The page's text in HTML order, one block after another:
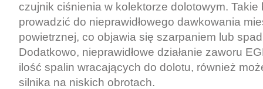
czujnik ciśnienia w kolektorze dolotowym. Takie
prowadzić do nieprawidłowego dawkowania
powietrznej, co objawia się szarpaniem lub
Dodatkowo, nieprawidłowe działanie zaworu
ilość spalin wracających do dolotu, również
silnika na niskich obrotach.